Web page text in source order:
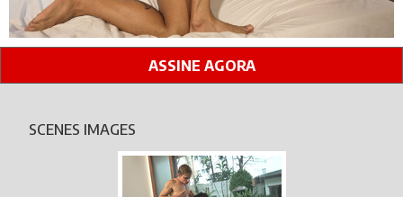
ASSINE AGORA
SCENES IMAGES